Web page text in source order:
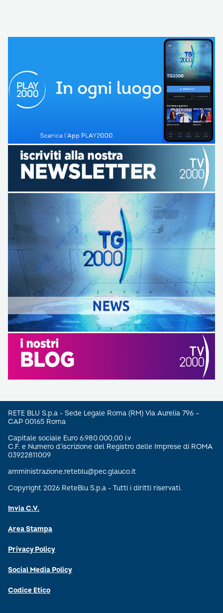
RETE BLU S.p.a - Sede Legale Roma (RM) Via Aurelia 796 –
CAP 00165 Roma
Capitale sociale Euro 6.980.000,00 i.v
C.F. e Numero d’iscrizione del Registro delle Imprese di ROMA
03922811009
amministrazione.reteblu@pec.glauco.it
Copyright 2026 ReteBlu S.p.a - Tutti i diritti riservati.
Invia C.V.
Area Stampa
Privacy Policy
Social Media Policy
Codice Etico